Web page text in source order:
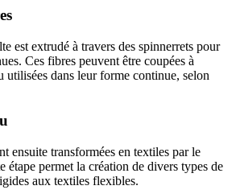
est extrudé à travers des spinnerrets pour
Ces fibres peuvent être coupées à
utilisées dans leur forme continue, selon
ensuite transformées en textiles par le
étape permet la création de divers types de
aux textiles flexibles.